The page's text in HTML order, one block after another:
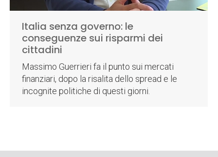
Italia senza governo: le
conseguenze sui risparmi dei
cittadini
Massimo Guerrieri fa il punto sui mercati
finanziari, dopo la risalita dello spread e le
incognite politiche di questi giorni.